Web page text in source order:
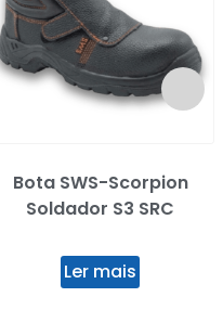
Bota SWS-Scorpion
Soldador S3 SRC
Ler mais